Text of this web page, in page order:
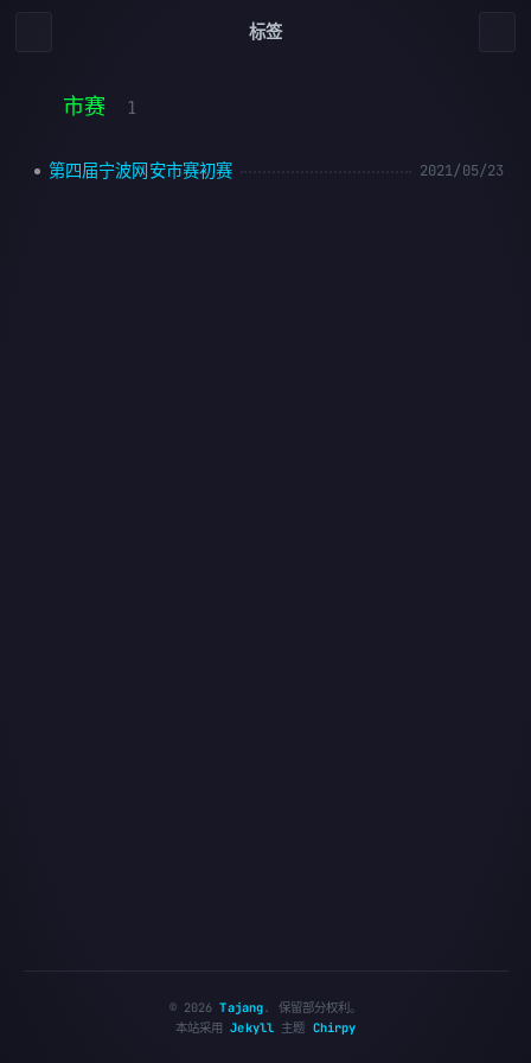
标签
市赛 1
第四届宁波网安市赛初赛 2021/05/23
© 2026 Tajang . 保留部分权利。
本站采用Jekyll 主题 Chirpy